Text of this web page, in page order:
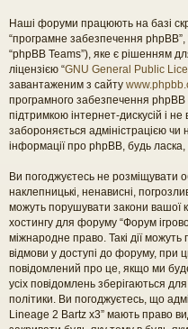
Наші форуми працюють на базі
“програмне забезпечення phpBB”,
“phpBB Teams”), яке є рішенням
ліцензією “GNU General Public
завантаженим з сайту
програмного забезпечення phpBB
підтримкою інтернет-дискусій і
забороняється адміністрацією чи
інформації про phpBB, будь
Ви погоджуєтесь не розміщувати
наклепницькі, ненависні,
можуть порушувати закони вашої
хостингу для форуму “Форум
міжнародне право. Такі дії можуть
відмови у доступі до форуму, при
повідомлений про це, якщо ми
усіх повідомлень зберігаються
політики. Ви погоджуєтесь, що
Lineage 2 Bartz x3” мають право